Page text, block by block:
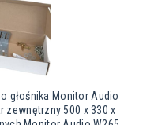
głośnika Monitor Audio
zewnętrzny 500 x 330 x